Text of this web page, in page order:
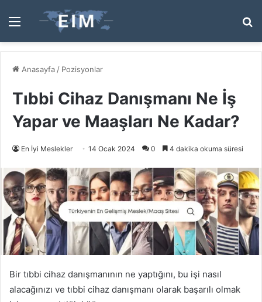
Menü
...
Anasayfa / Pozisyonlar
Tıbbi Cihaz Danışmanı Ne İş
Yapar ve Maaşları Ne Kadar?
En İyi Meslekler 14 Ocak 2024 0 4 dakika okuma süresi
Bir tıbbi cihaz danışmanının ne yaptığını, bu işi nasıl
alacağınızı ve tıbbi cihaz danışmanı olarak başarılı olmak